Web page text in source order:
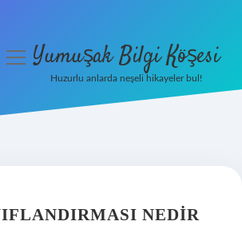
menüyüYumuşak Bilgi Köşesi
Huzurlu anlarda neşeli hikayeler bul!
NEDIR